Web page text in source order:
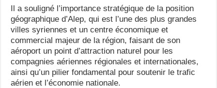
Il a souligné l’importance stratégique de la position
géographique d’Alep, qui est l’une des plus grandes
villes syriennes et un centre économique et
commercial majeur de la région, faisant de son
aéroport un point d’attraction naturel pour les
compagnies aériennes régionales et internationales,
ainsi qu’un pilier fondamental pour soutenir le trafic
aérien et l’économie nationale.